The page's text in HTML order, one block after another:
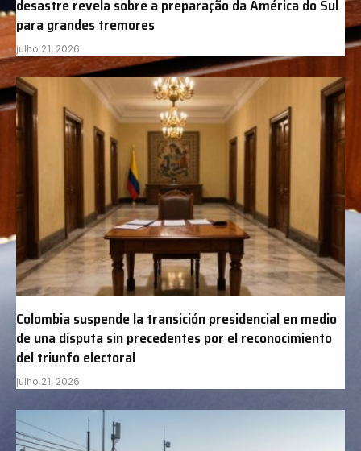
desastre revela sobre a preparação da América do Sul
para grandes tremores
julho 21, 2026
Colombia suspende la transición presidencial en medio
de una disputa sin precedentes por el reconocimiento
del triunfo electoral
julho 21, 2026